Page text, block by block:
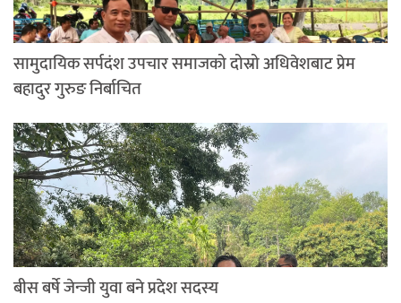
सामुदायिक सर्पदंश उपचार समाजको दोस्रो अधिवेशबाट प्रेम
बहादुर गुरुङ निर्बाचित
बीस बर्षे जेन्जी युवा बने प्रदेश सदस्य